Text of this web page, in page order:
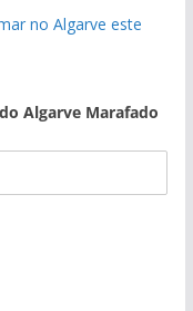
no Algarve este
Algarve Marafado